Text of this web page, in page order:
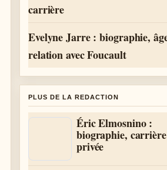
carrière
Evelyne Jarre : biographie,
relation avec Foucault
PLUS DE LA REDACTION
Éric Elmosnino :
biographie,
privée